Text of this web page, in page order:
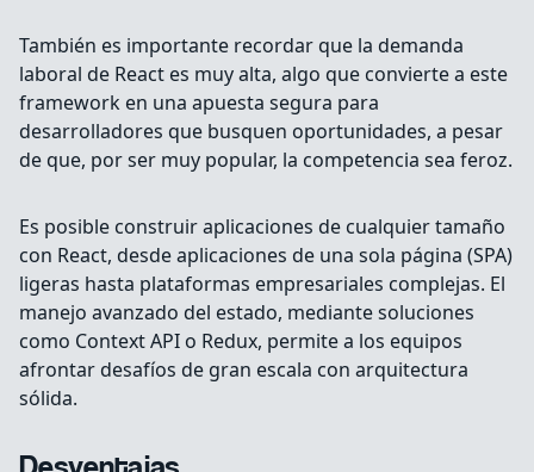
También es importante recordar que la demanda
laboral de React es muy alta, algo que convierte a este
framework en una apuesta segura para
desarrolladores que busquen oportunidades, a pesar
de que, por ser muy popular, la competencia sea feroz.
Es posible construir aplicaciones de cualquier tamaño
con React, desde aplicaciones de una sola página (SPA)
ligeras hasta plataformas empresariales complejas. El
manejo avanzado del estado, mediante soluciones
como Context API o Redux, permite a los equipos
afrontar desafíos de gran escala con arquitectura
sólida.